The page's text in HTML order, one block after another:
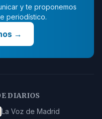
y te proponemos
periodístico.
→
DIARIOS
La Voz de Madrid